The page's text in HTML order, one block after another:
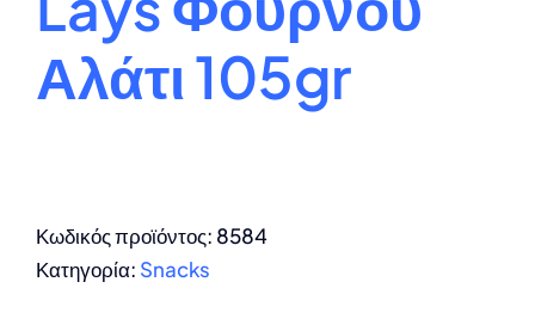
Αλάτι 105gr
Κωδικός προϊόντος: 8584
Κατηγορία: Snacks